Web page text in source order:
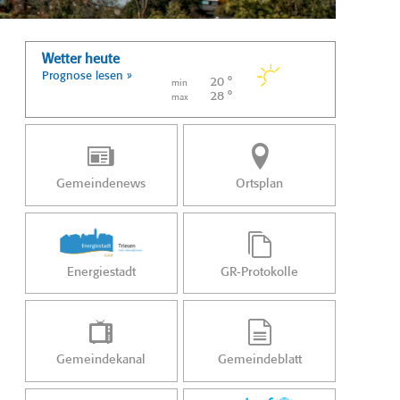
Wetter heute
Prognose lesen »
min 20 °
max 28 °
Gemeindenews Ortsplan
Energiestadt GR-Protokolle
Gemeindekanal Gemeindeblatt